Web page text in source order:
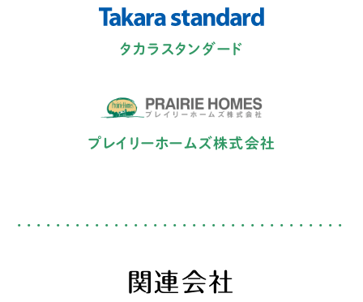
タカラスタンダード
プレイリーホームズ株式会社
関連会社